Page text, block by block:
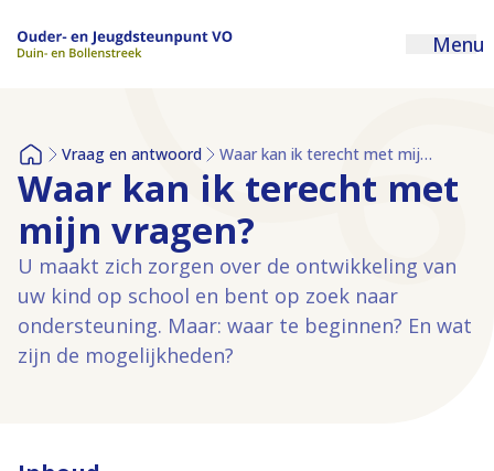
Menu
HomeVraag en antwoord Waar kan ik terecht met mijn vragen?
Waar kan ik terecht met
mijn vragen?
U maakt zich zorgen over de ontwikkeling van
uw kind op school en bent op zoek naar
ondersteuning. Maar: waar te beginnen? En wat
zijn de mogelijkheden?